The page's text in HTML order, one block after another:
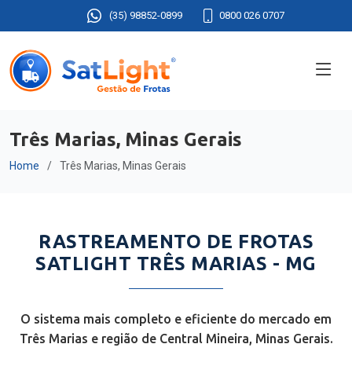
(35) 98852-0899 0800 026 0707
Três Marias, Minas Gerais
Home Três Marias, Minas Gerais
RASTREAMENTO DE FROTAS
SATLIGHT TRÊS MARIAS - MG
O sistema mais completo e eficiente do mercado em
Três Marias e região de Central Mineira, Minas Gerais.